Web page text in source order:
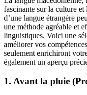
fascinante sur la culture et
d’une langue étrangère
une méthode agréable et
linguistiques. Voici une
améliorer vos
seulement enrichiront
également un aperçu
1. Avant la pluie